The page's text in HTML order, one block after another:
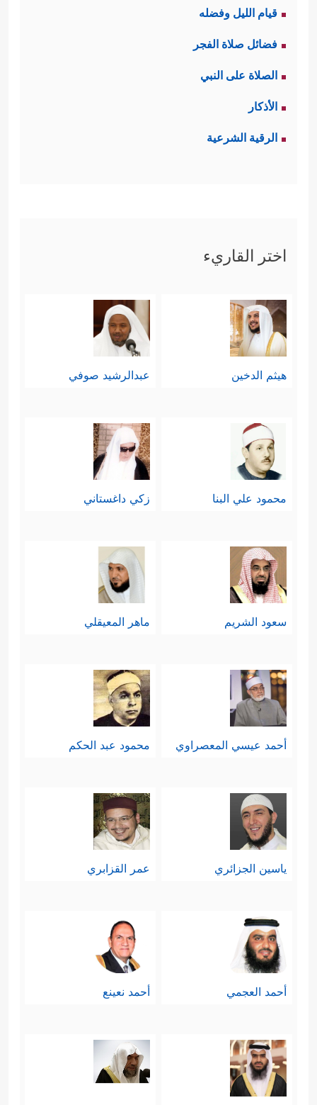
قيام الليل وفضله
فضائل صلاة الفجر
الصلاة على النبي
الأذكار
الرقية الشرعية
اختر القاريء
هيثم الدخين عبدالرشيد صوفي
محمود علي البنا زكي داغستاني
سعود الشريم ماهر المعيقلي
أحمد عيسي المعصراوي محمود عبد الحكم
ياسين الجزائري عمر القزابري
أحمد العجمي أحمد نعينع